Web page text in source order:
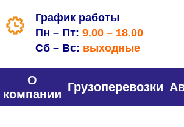
График работы
Пн – Пт: 9.00 – 18.00
Сб – Вс: выходные
О
компании
Грузоперевозки